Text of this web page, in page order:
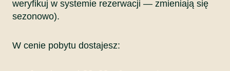
weryfikuj w systemie rezerwacji — zmieniają się
sezonowo).
W cenie pobytu dostajesz: